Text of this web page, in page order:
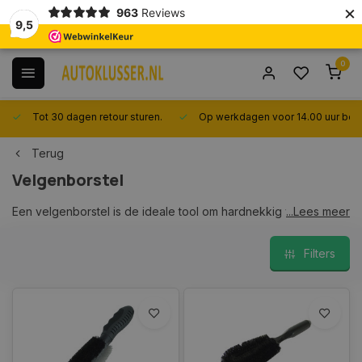
9,5
963 Reviews ×
0
Tot 30 dagen retour sturen. Op werkdagen voor 14.00 uur
Terug
Velgenborstel
Een velgenborstel is de ideale tool om hardnekkig vuil, remstof
Autoklusser.nl bieden we een ruime keuze aan hoogwaardige
velgenborstels, speciaal ontworpen om je wielen snel en
effectief schoon te maken zonder ze te beschadigen.
Kies een velgenborstel van Autoklusser.nl
...Lees meer
Filters